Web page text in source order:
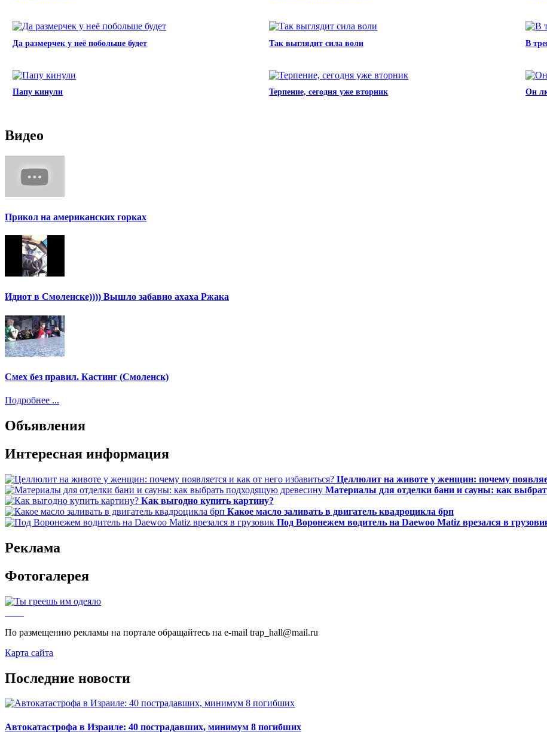
Да размерчек у неё побольше будет Так выглядит сила воли В
Папу кинули Терпение, сегодня уже вторник Он
Видео
Прикол на американских горках
Идиот в Смоленске)))) Вышло забавно ахаха Ржака
Смех без правил. Кастинг (Смоленск)
Подробнее ...
Объявления
Интересная информация
Целлюлит на животе у женщин: почему
Материалы для отделки бани и сауны: как
Как выгодно купить картину?
Какое масло заливать в двигатель квадроцикла брп
Под Воронежем водитель на Daewoo Matiz врезался в
Реклама
Фотогалерея
По размещению рекламы на портале обращайтесь на e-mail trap_hall@mail.ru
Карта сайта
Последние новости
Автокатастрофа в Израиле: 40 пострадавших, минимум 8 погибших